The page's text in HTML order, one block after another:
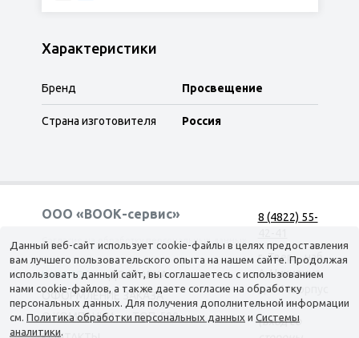
Характеристики
Бренд Просвещение
Страна изготовителя Россия
ООО «ВООК-сервис»
Согласие на обработку персональных данных
КАТАЛОГ
ДОСТАВКА
ОФОРМЛЕНИЕ ЗАКАЗА
О КОМПАНИИ
ТОП-500
8 (4822) 55-
г. Тверь, наб.
А. Никитина,
д. 144 корпус
1
(вход со
Данный веб-сайт использует cookie-файлы в целях предоставления
вам лучшего пользовательского опыта на нашем сайте. Продолжая
использовать данный сайт, вы соглашаетесь с использованием
нами cookie-файлов, а также даете согласие на обработку
персональных данных. Для получения дополнительной информации
см. Политика обработки персональных данных и Системы
аналитики